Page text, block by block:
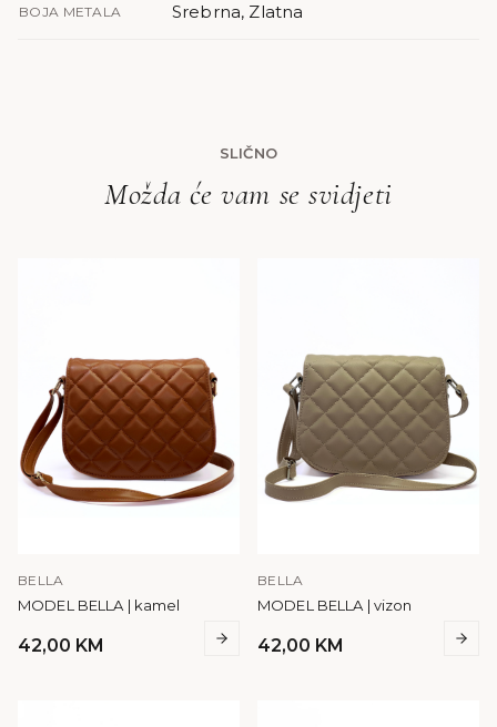
BOJA METALA Srebrna, Zlatna
SLIČNO
Možda će vam se svidjeti
BELLA
MODEL BELLA | kamel
42,00 KM
BELLA
MODEL BELLA | vizon
42,00 KM